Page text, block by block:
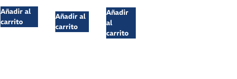
Añadir al
carrito
Añadir al
carrito
Añadir
al
carrito